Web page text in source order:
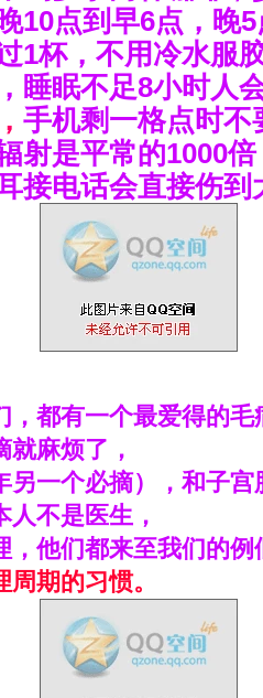
10点到早6点，晚
1杯，不用冷水服
睡眠不足8小时人
手机剩一格点时不
射是平常的1000
接电话会直接伤到
，都有一个最爱得的
就麻烦了，
另一个必摘），和子
不是医生，
，他们都来至我们的例
期的习惯。